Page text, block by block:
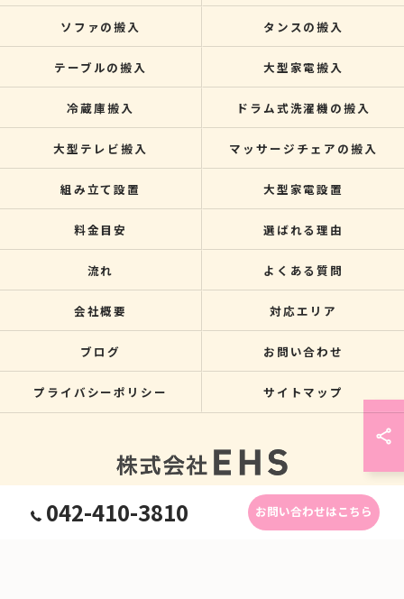
042-410-3810 お問い合わせはこちら
ソファの搬入 タンスの搬入
テーブルの搬入 大型家電搬入
冷蔵庫搬入 ドラム式洗濯機の搬入
大型テレビ搬入 マッサージチェアの搬入
組み立て設置 大型家電設置
料金目安 選ばれる理由
流れ よくある質問
会社概要 対応エリア
ブログ お問い合わせ
プライバシーポリシー サイトマップ
© 2026 関東のクレーン搬入なら株式会社EHS ALL RIGHTS RESERVED.